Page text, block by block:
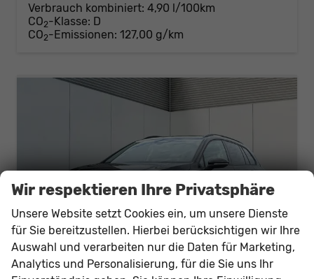
Verbrauch kombiniert: 4,90 l/100km
CO2-Klasse: D
CO2-Emissionen: 127,00 g/km
Wir respektieren Ihre Privatsphäre
Unsere Website setzt Cookies ein, um unsere Dienste
für Sie bereitzustellen. Hierbei berücksichtigen wir Ihre
Auswahl und verarbeiten nur die Daten für Marketing,
Analytics und Personalisierung, für die Sie uns Ihr